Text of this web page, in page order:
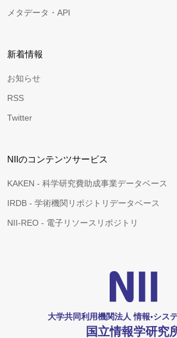
メタデータ・API
新着情報
お知らせ
RSS
Twitter
NIIのコンテンツサービス
KAKEN - 科学研究費助成事業データベース
IRDB - 学術機関リポジトリデータベース
NII-REO - 電子リソースリポジトリ
大学共同利用機関法人 情報•シス
国立情報学研究